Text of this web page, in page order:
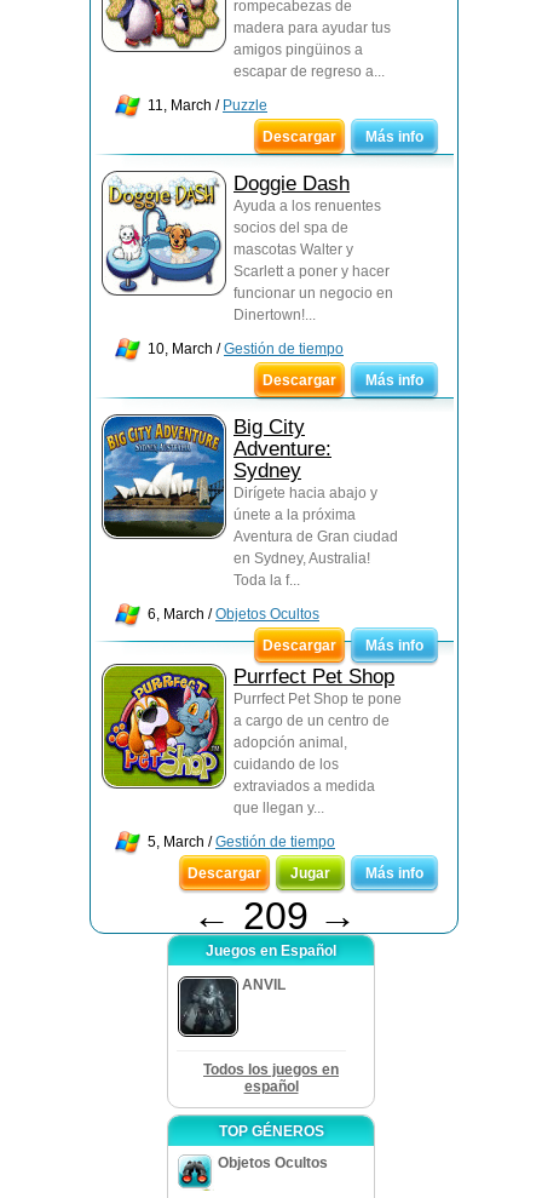
rompecabezas de
madera para ayudar tus
amigos pingüinos a
escapar de regreso a...
11, March / Puzzle
Descargar
Más info
Doggie Dash
Ayuda a los renuentes
socios del spa de
mascotas Walter y
Scarlett a poner y hacer
funcionar un negocio en
Dinertown!...
10, March /Gestión de tiempo
Descargar
Más info
Big City
Adventure:
Sydney
Dirígete hacia abajo y
únete a la próxima
Aventura de Gran ciudad
en Sydney, Australia!
Toda la f...
6, March /Objetos Ocultos
Descargar
Más info
Purrfect Pet Shop
Purrfect Pet Shop te pone
a cargo de un centro de
adopción animal,
cuidando de los
extraviados a medida
que llegan y...
5, March /Gestión de tiempo
Descargar
Jugar Más info
← 209 →
Juegos en Español
ANVIL
Todos los juegos en
español
TOP GÉNEROS
Objetos Ocultos